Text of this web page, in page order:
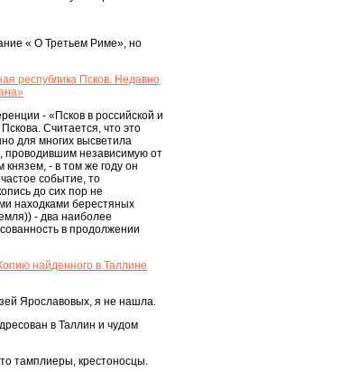
« О Третьем Риме», но
республика Псков. Недавно
- «Псков в российской и
Считается, что это
для многих высветила
проводившим независимую от
- в том же году он
событие, то
до сих пор не
находками берестяных
- два наиболее
в продолжении
найденного в Таллине
Ярославовых, я не нашла.
в Таллин и чудом
тамплиеры, крестоносцы.